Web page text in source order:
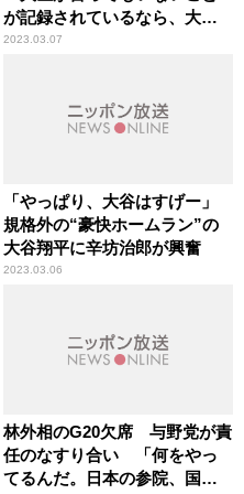
が記録されているなら、大問
題」放送法解釈巡る記載を巡
2023.03.07
「やっぱり、大谷はすげー」
規格外の“豪快ホームラン”の
大谷翔平に辛坊治郎が興奮
2023.03.06
林外相のG20欠席 与野党が責
任のなすり合い 「何をやっ
てるんだ。日本の参院、国会